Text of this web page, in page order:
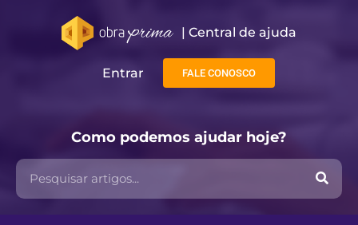
| Central de ajuda​
Entrar FALE CONOSCO
Como podemos ajudar hoje?